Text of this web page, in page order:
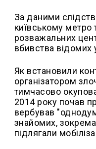
За даними
київському метро
розважальних
вбивства відомих
Як встановили
організатором
тимчасово
2014 року почав
вербував
знайомих,
підлягали